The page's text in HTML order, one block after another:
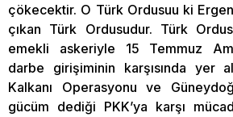
çökecektir. O Türk Ordusuu ki
çıkan Türk Ordusudur. Türk
emekli askeriyle 15 Temmuz
darbe girişiminin karşısında yer
Kalkanı Operasyonu ve
gücüm dediği PKK’ya karşı